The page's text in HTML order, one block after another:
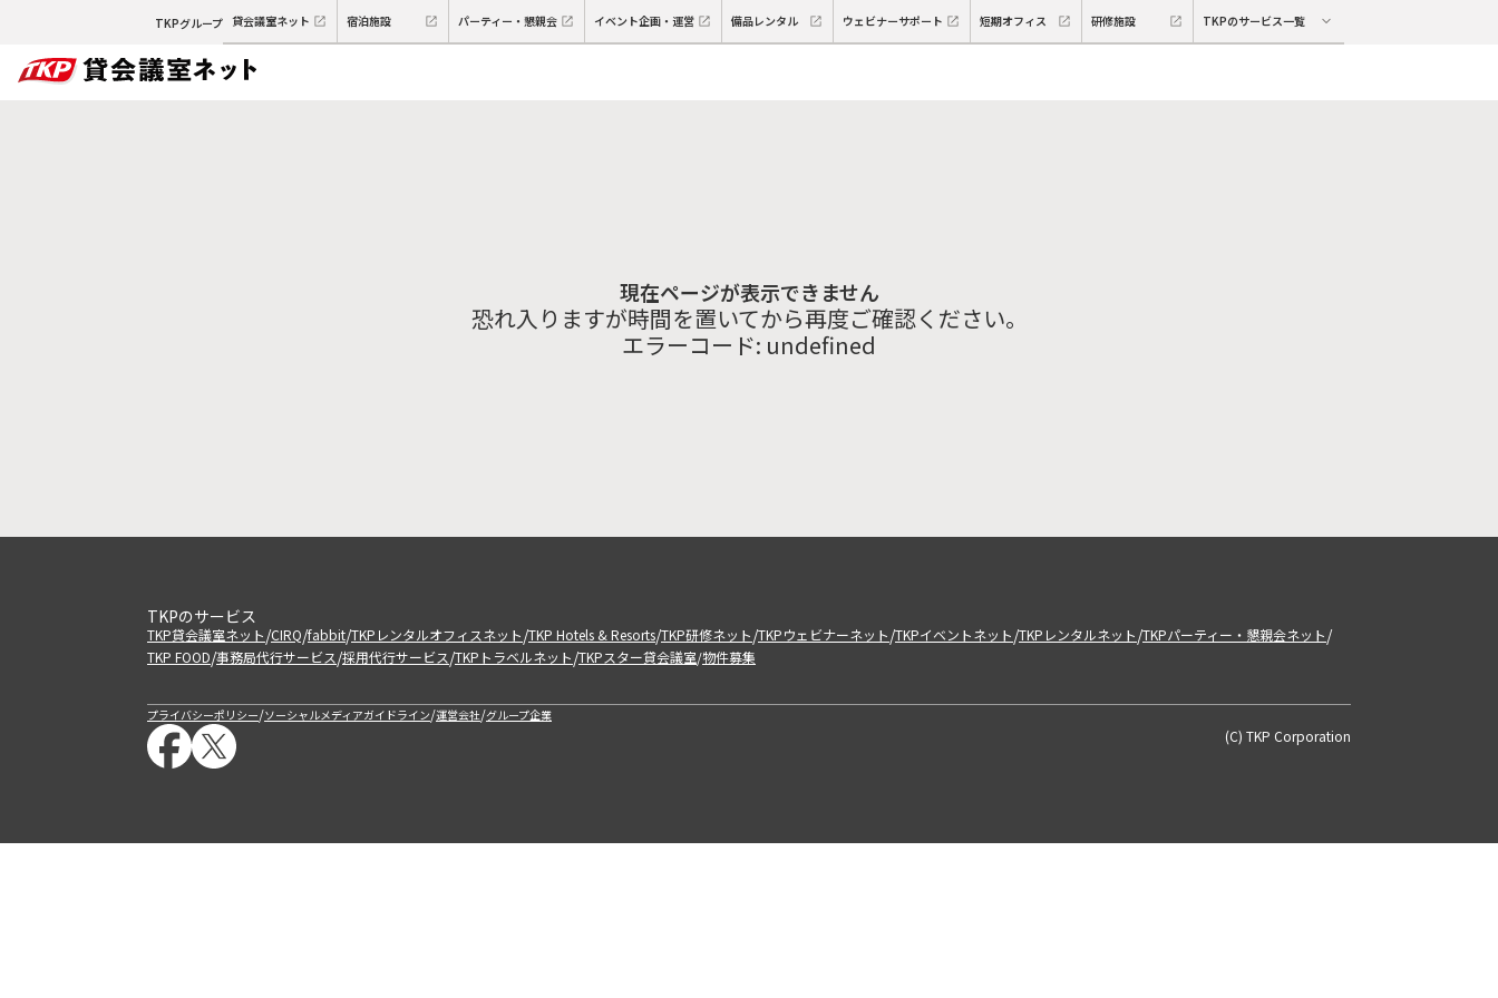
TKPグループ 貸会議室ネット 宿泊施設 パーティー・懇親会 イベント企画・運営 備品レンタル ウェビナーサポート 短期オフィス 研修施設 TKPのサービス一覧
現在ページが表示できません
恐れ入りますが時間を置いてから再度ご確認ください。
エラーコード: undefined
TKPのサービス
TKP貸会議室ネット/CIRQ/fabbit/TKPレンタルオフィスネット/TKP Hotels & Resorts/TKP研修ネット/TKPウェビナーネット/TKPイベントネット/TKPレンタルネット/TKPパーティー・懇親会ネット/
TKP FOOD/事務局代行サービス/採用代行サービス/TKPトラベルネット/TKPスター貸会議室/物件募集
プライバシーポリシー/ソーシャルメディアガイドライン/運営会社/グループ企業
(C) TKP Corporation